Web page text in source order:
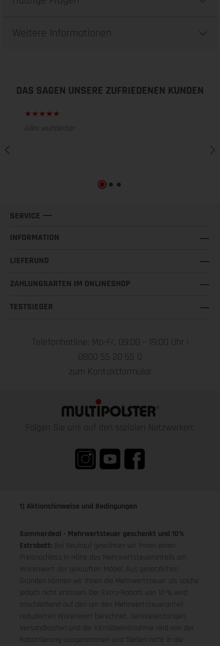
Weitere Informationen
DAS SAGEN UNSERE ZUFRIEDENEN KUNDEN
Alles wunderbar
SERVICE
INFORMATION
LIEFERUNG
ZAHLUNGSARTEN IM ONLINESHOP
TESTSIEGER
Telefonhotline: Mo-Fr, 09:00 – 19:00 Uhr |
0800 55 20 55 0
zum Kontaktformular
Folgen Sie uns auf den sozialen Netzwerken:
1) Aktionshinweise und Bedingungen
Sommerdeal - Mehrwertsteuer geschenkt und 10%
Extrabatt: Bei Neukauf gewähren wir Ihnen einen
Preisnachlass in Höhe des Mehrwertsteueranteils am
Warenwert der gekauften Möbel. Aus gesetzlichen
Gründen können wir Ihnen die Mehrwertsteuer als solche
jedoch nicht erlassen. Der Extra-Rabatt von 10 % wird
anschließend auf den um den Mehrwertsteueranteil
reduzierten Warenwert berechnet. Serviceleistungen,
Versandkosten und die Altmöbelmitnahme sind von der
Rabattierung ausgenommen und fließen nicht in die